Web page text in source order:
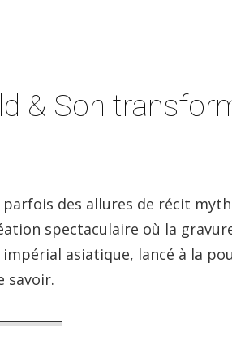
& Son
des allures de récit
spectaculaire où la
asiatique, lancé à la
savoir.